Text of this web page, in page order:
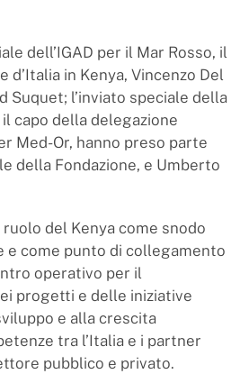
dell’IGAD per il Mar Rosso, il
d’Italia in Kenya, Vincenzo Del
Suquet; l’inviato speciale della
capo della delegazione
Med-Or, hanno preso parte
della Fondazione, e Umberto
del Kenya come snodo
e come punto di collegamento
operativo per il
progetti e delle iniziative
e alla crescita
tra l’Italia e i partner
pubblico e privato.